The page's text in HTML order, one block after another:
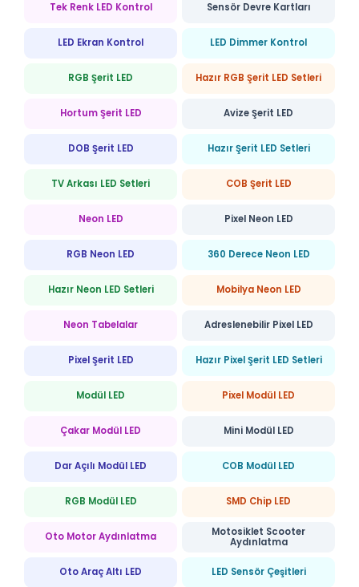
Tek Renk LED Kontrol Sensör Devre Kartları
LED Ekran Kontrol LED Dimmer Kontrol
RGB Şerit LED Hazır RGB Şerit LED Setleri
Hortum Şerit LED Avize Şerit LED
DOB Şerit LED Hazır Şerit LED Setleri
TV Arkası LED Setleri COB Şerit LED
Neon LED Pixel Neon LED
RGB Neon LED 360 Derece Neon LED
Hazır Neon LED Setleri Mobilya Neon LED
Neon Tabelalar Adreslenebilir Pixel LED
Pixel Şerit LED Hazır Pixel Şerit LED Setleri
Modül LED Pixel Modül LED
Çakar Modül LED Mini Modül LED
Dar Açılı Modül LED COB Modül LED
RGB Modül LED SMD Chip LED
Oto Motor Aydınlatma
Motosiklet Scooter
Aydınlatma
Oto Araç Altı LED LED Sensör Çeşitleri